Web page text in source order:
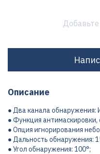
Описание
● Два канала обнаружения:
● Функция
● Опция игнорирования
● Дальность обнаружения:
● Угол обнаружения: 100°;